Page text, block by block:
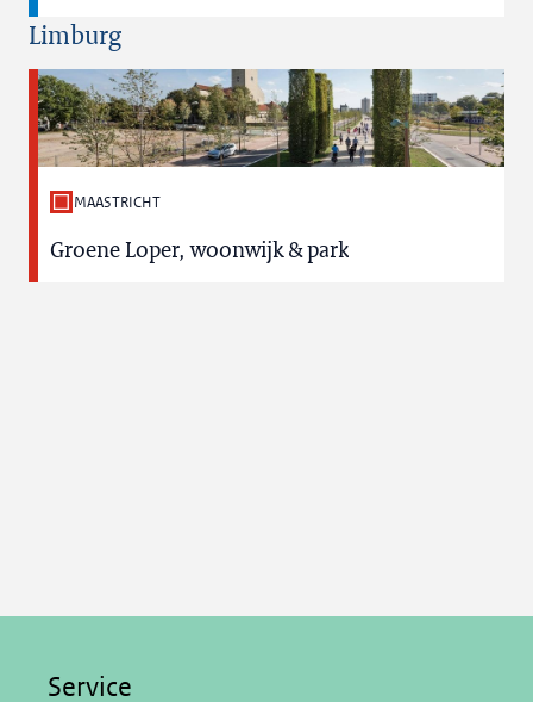
Limburg
MAASTRICHT
Groene Loper, woonwijk & park
Service